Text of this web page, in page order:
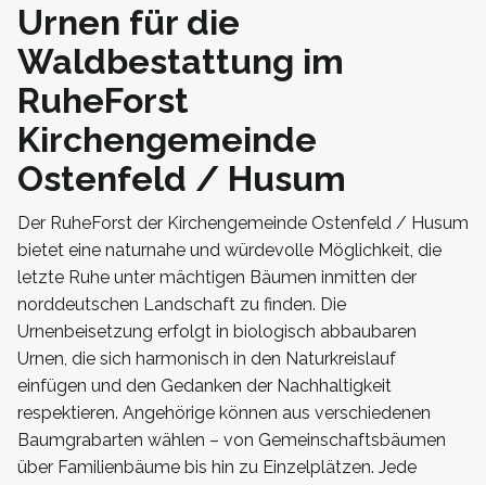
Urnen für die
Waldbestattung im
RuheForst
Kirchengemeinde
Ostenfeld / Husum
Der RuheForst der Kirchengemeinde Ostenfeld / Husum
bietet eine naturnahe und würdevolle Möglichkeit, die
letzte Ruhe unter mächtigen Bäumen inmitten der
norddeutschen Landschaft zu finden. Die
Urnenbeisetzung erfolgt in biologisch abbaubaren
Urnen, die sich harmonisch in den Naturkreislauf
einfügen und den Gedanken der Nachhaltigkeit
respektieren. Angehörige können aus verschiedenen
Baumgrabarten wählen – von Gemeinschaftsbäumen
über Familienbäume bis hin zu Einzelplätzen. Jede